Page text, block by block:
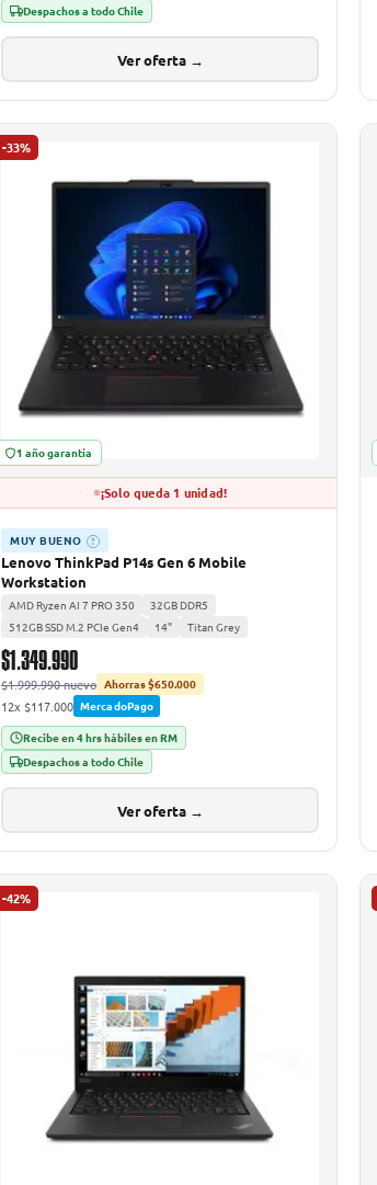
Despachos a todo Chile
Ver oferta →
-33%
1 año garantía
¡Solo queda 1 unidad!
MUY BUENO ?
Lenovo ThinkPad P14s Gen 6 Mobile
Workstation
AMD Ryzen AI 7 PRO 350
32GB DDR5
512GB SSD M.2 PCIe Gen4
14" Titan Grey
$1.349.990
$1.999.990 nuevo Ahorras $650.000
12x $117.000 MercadoPago
Recibe en 4 hrs hábiles en RM
Despachos a todo Chile
Ver oferta →
-42%